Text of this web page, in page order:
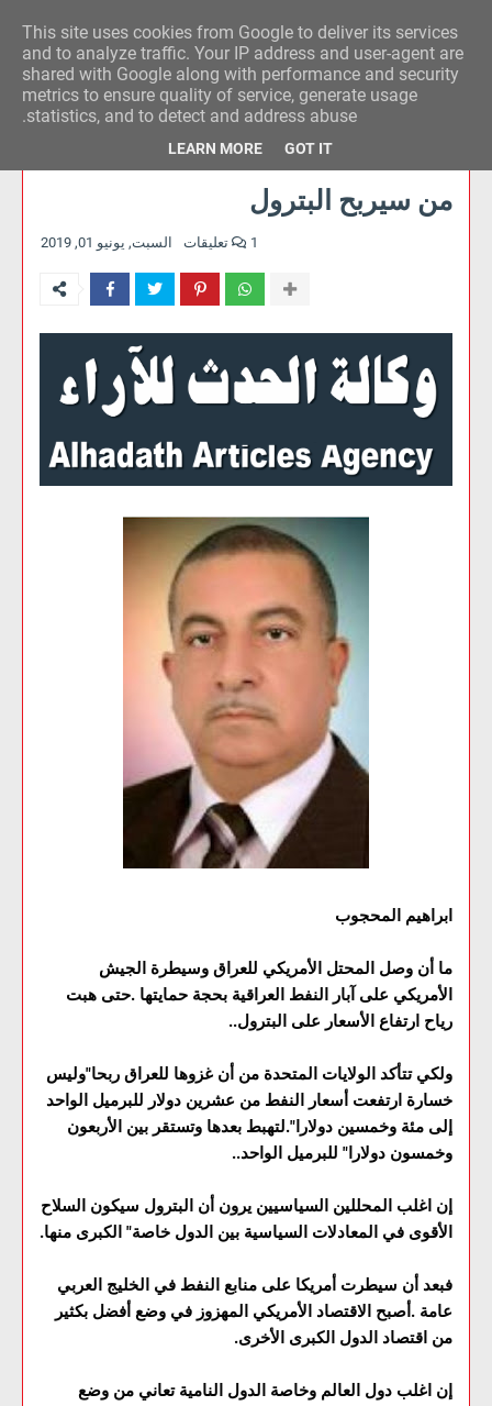
وكالة الحدث للآراء
من سيربح البترول
السبت, يونيو 01, 2019 1 تعليقات
ابراهيم المحجوب
ما أن وصل المحتل الأمريكي للعراق وسيطرة الجيش
الأمريكي على آبار النفط العراقية بحجة حمايتها .حتى هبت
رياح ارتفاع الأسعار على البترول..
ولكي تتأكد الولايات المتحدة من أن غزوها للعراق ربحا"وليس
خسارة ارتفعت أسعار النفط من عشرين دولار للبرميل الواحد
إلى مئة وخمسين دولارا".لتهبط بعدها وتستقر بين الأربعون
وخمسون دولارا" للبرميل الواحد..
إن اغلب المحللين السياسيين يرون أن البترول سيكون السلاح
الأقوى في المعادلات السياسية بين الدول خاصة" الكبرى منها.
فبعد أن سيطرت أمريكا على منابع النفط في الخليج العربي
عامة .أصبح الاقتصاد الأمريكي المهزوز في وضع أفضل بكثير
من اقتصاد الدول الكبرى الأخرى.
إن اغلب دول العالم وخاصة الدول النامية تعاني من وضع
This site uses cookies from Google to deliver its services
and to analyze traffic. Your IP address and user-agent are
shared with Google along with performance and security
metrics to ensure quality of service, generate usage
statistics, and to detect and address abuse.
LEARN MORE GOT IT